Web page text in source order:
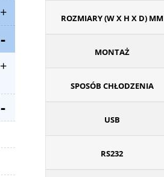
ROZMIARY (W X H X D) MM
MONTAŻ
SPOSÓB CHŁODZENIA
USB
RS232